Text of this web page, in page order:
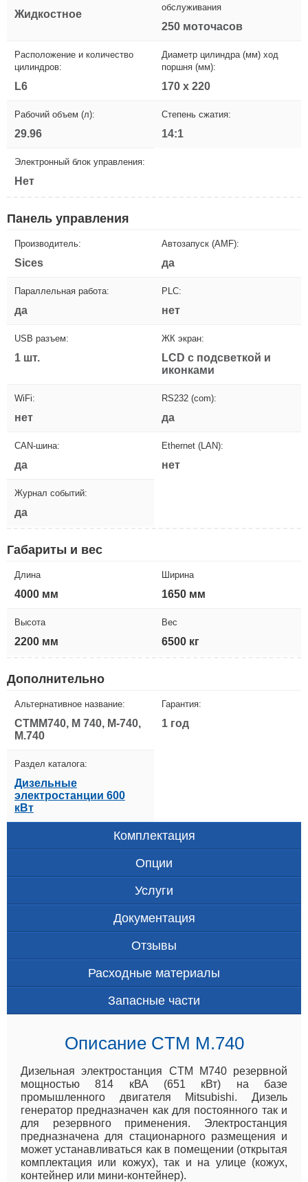
Жидкостное
обслуживания
250 моточасов
Расположение и количество
цилиндров:
L6
Диаметр цилиндра (мм) ход
поршня (мм):
170 x 220
Рабочий объем (л):
29.96
Степень сжатия:
14:1
Электронный блок управления:
Нет
Панель управления
Производитель:
Sices
Автозапуск (AMF):
да
Параллельная работа:
да
PLC:
нет
USB разъем:
1 шт.
ЖК экран:
LCD с подсветкой и
иконками
WiFi:
нет
RS232 (com):
да
CAN-шина:
да
Ethernet (LAN):
нет
Журнал событий:
да
Габариты и вес
Длина
4000 мм
Ширина
1650 мм
Высота
2200 мм
Вес
6500 кг
Дополнительно
Альтернативное название:
CTMM740, M 740, M-740,
M.740
Гарантия:
1 год
Раздел каталога:
Дизельные
электростанции 600
кВт
Комплектация
Опции
Услуги
Документация
Отзывы
Расходные материалы
Запасные части
Описание CTM M.740
Дизельная электростанция CTM M740 резервной
мощностью 814 кВА (651 кВт) на базе
промышленного двигателя Mitsubishi. Дизель
генератор предназначен как для постоянного так и
для резервного применения. Электростанция
предназначена для стационарного размещения и
может устанавливаться как в помещении (открытая
комплектация или кожух), так и на улице (кожух,
контейнер или мини-контейнер).